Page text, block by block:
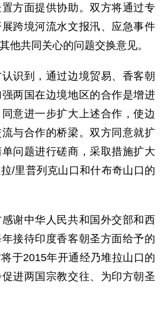
方面提供协助。双方将通过专
跨境河流水文报汛、应急事件
他共同关心的问题交换意见。
到，通过边境贸易、香客朝
两国在边境地区的合作是增进
意进一步扩大上述合作，使边
与合作的桥梁。双方同意就扩
问题进行磋商，采取措施扩大
/里普列克山口和什布奇山口的
中华人民共和国外交部和西
接待印度香客朝圣方面给予的
于2015年开通经乃堆拉山口的
进两国宗教交往、为印方朝圣